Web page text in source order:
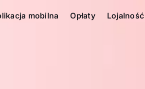
mobilna Opłaty Lojalność